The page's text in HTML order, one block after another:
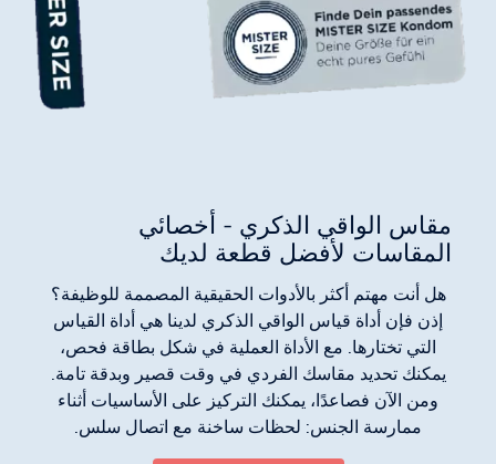
مقاس الواقي الذكري - أخصائي
المقاسات لأفضل قطعة لديك
هل أنت مهتم أكثر بالأدوات الحقيقية المصممة للوظيفة؟
إذن فإن أداة قياس الواقي الذكري لدينا هي أداة القياس
التي تختارها. مع الأداة العملية في شكل بطاقة فحص،
يمكنك تحديد مقاسك الفردي في وقت قصير وبدقة تامة.
ومن الآن فصاعدًا، يمكنك التركيز على الأساسيات أثناء
ممارسة الجنس: لحظات ساخنة مع اتصال سلس.